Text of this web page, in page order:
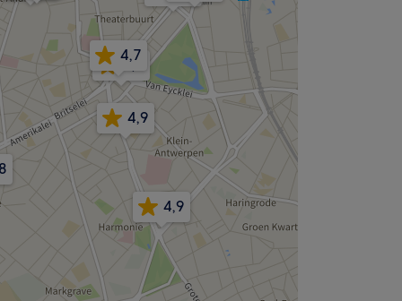
5,0
4,7
4,9
4,9